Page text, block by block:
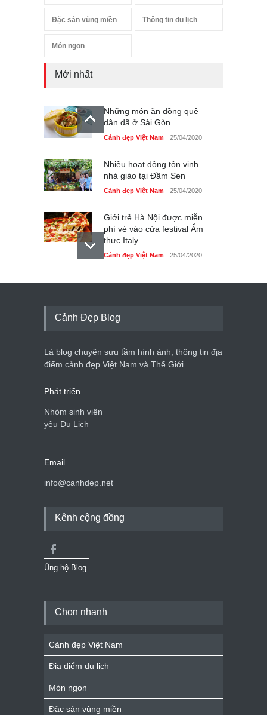
Đặc sản vùng miền Thông tin du lịch
Món ngon
Mới nhất
Những món ăn đồng quê
dân dã ở Sài Gòn
Cảnh đẹp Việt Nam 25/04/2020
Nhiều hoạt động tôn vinh
nhà giáo tại Đầm Sen
Cảnh đẹp Việt Nam 25/04/2020
Giới trẻ Hà Nội được miễn
phí vé vào cửa festival Ẩm
thực Italy
Cảnh đẹp Việt Nam 25/04/2020
Tam giác mạch khoe sắc
du lịch quốc gia
Cảnh đẹp Việt Nam 24/04/2020
Cảnh Đẹp Blog
Là blog chuyên sưu tầm hình ảnh, thông tin địa
điểm cảnh đẹp Việt Nam và Thế Giới
Phát triển
Nhóm sinh viên
yêu Du Lịch
Email
info@canhdep.net
Kênh cộng đồng
Ủng hộ Blog
Chọn nhanh
Cảnh đẹp Việt Nam
Địa điểm du lịch
Món ngon
Đặc sản vùng miền